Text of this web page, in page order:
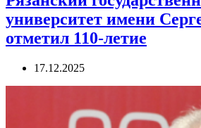
университет имени
отметил 110-летие
17.12.2025